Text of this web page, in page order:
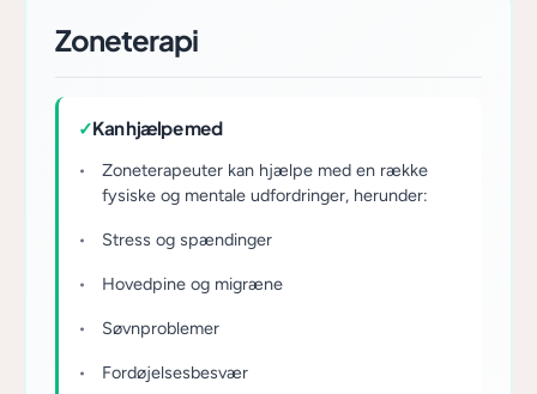
Zoneterapi
✓Kan hjælpe med
Zoneterapeuter kan hjælpe med en række
fysiske og mentale udfordringer, herunder:
Stress og spændinger
Hovedpine og migræne
Søvnproblemer
Fordøjelsesbesvær